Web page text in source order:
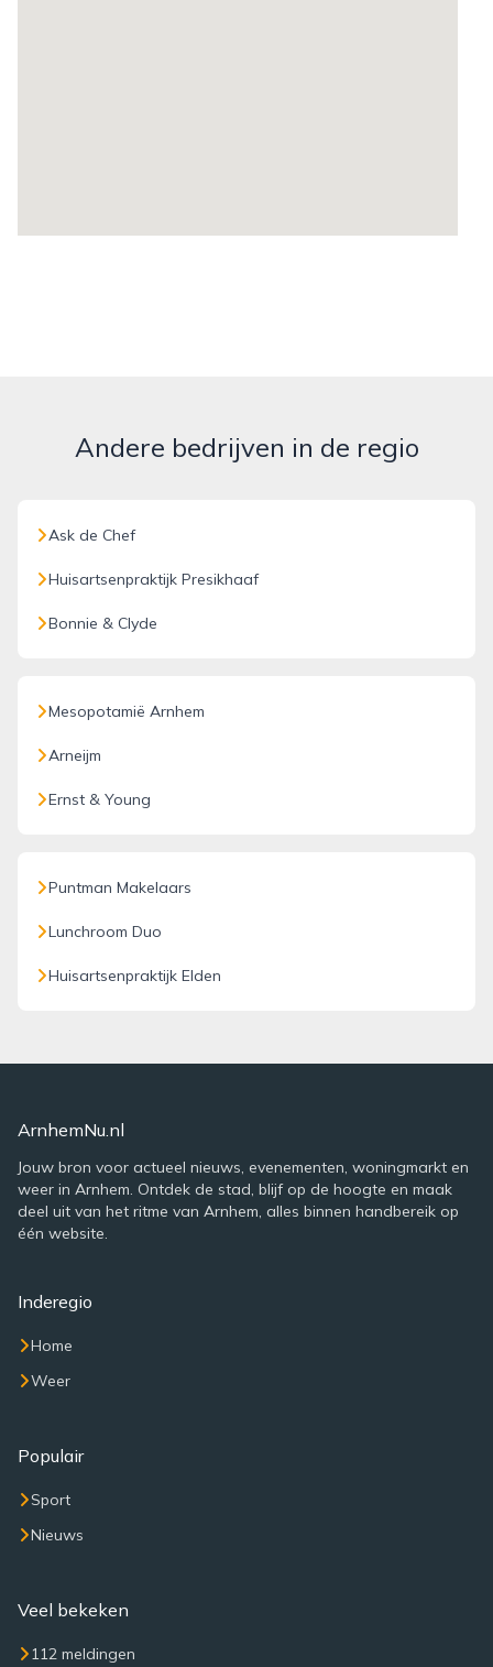
Andere bedrijven in de regio
Ask de Chef
Huisartsenpraktijk Presikhaaf
Bonnie & Clyde
Mesopotamië Arnhem
Arneijm
Ernst & Young
Puntman Makelaars
Lunchroom Duo
Huisartsenpraktijk Elden
ArnhemNu.nl
Jouw bron voor actueel nieuws, evenementen, woningmarkt en
weer in Arnhem. Ontdek de stad, blijf op de hoogte en maak
deel uit van het ritme van Arnhem, alles binnen handbereik op
één website.
Inderegio
Home
Weer
Populair
Sport
Nieuws
Veel bekeken
112 meldingen